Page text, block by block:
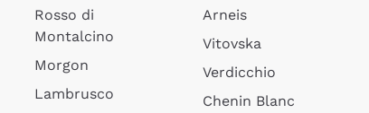
Rosso di
Montalcino
Morgon
Lambrusco
Arneis
Vitovska
Verdicchio
Chenin Blanc